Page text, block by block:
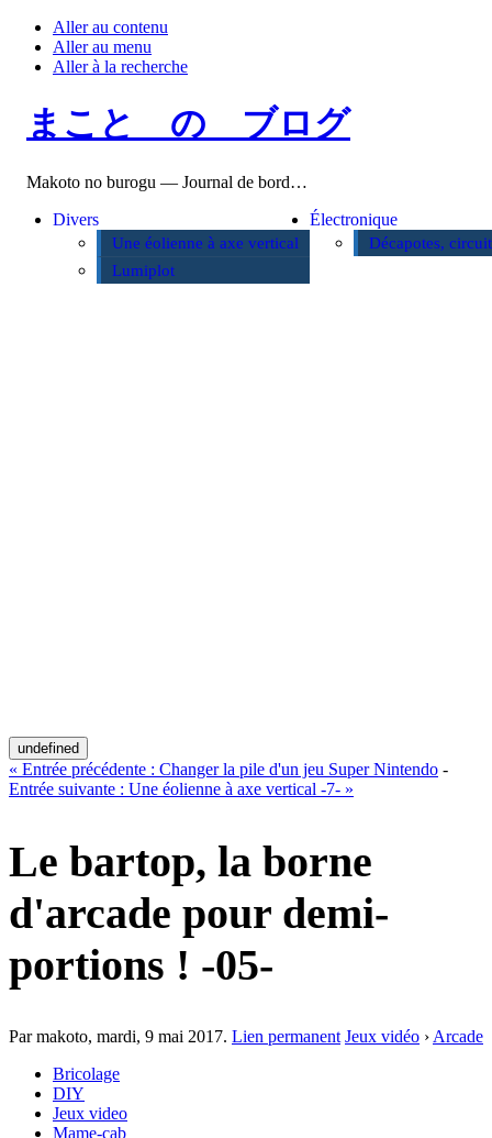
Aller au contenu
Aller au menu
Aller à la recherche
まこと の ブログ
Makoto no burogu — Journal de bord…
Divers
Une éolienne à axe vertical
Lumiplot
Électronique
Décapotes,
undefined
« Entrée précédente : Changer la pile d'un jeu Super Nintendo -
Entrée suivante : Une éolienne à axe vertical -7- »
Le bartop, la borne
d'arcade pour demi-
portions ! -05-
Par makoto, mardi, 9 mai 2017. Lien permanent Jeux vidéo › Arcade
Bricolage
DIY
Jeux video
Mame-cab